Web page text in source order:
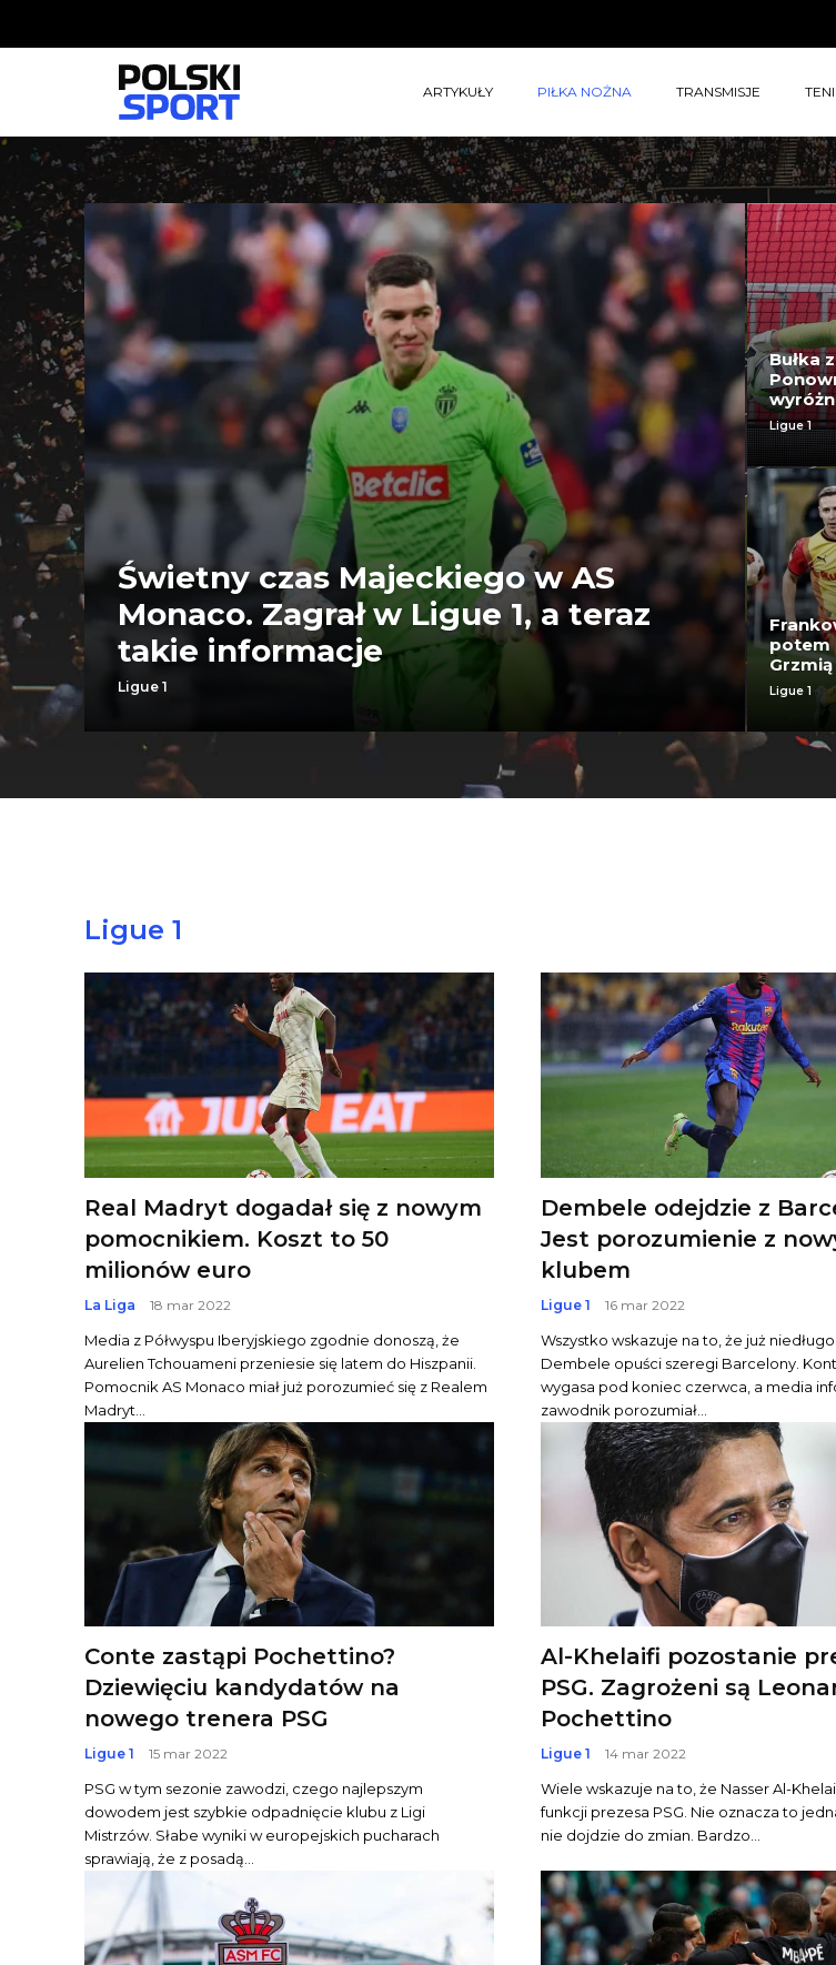
ARTYKUŁY PIŁKA NOŻNA TRANSMISJE
Świetny czas Majeckiego w AS
Monaco. Zagrał w Ligue 1, a teraz
takie informacje
Ligue 1
Bułka
Ligue 1
potem
Ligue 1
Ligue 1
Real Madryt dogadał się z nowym
pomocnikiem. Koszt to 50
milionów euro
La Liga 18 mar 2022
Media z Półwyspu Iberyjskiego zgodnie donoszą, że
Aurelien Tchouameni przeniesie się latem do Hiszpanii.
Pomocnik AS Monaco miał już porozumieć się z Realem
Madryt...
Dembele odejdzie z
Jest porozumienie z
klubem
Ligue 1 16 mar 2022
Wszystko wskazuje na to, że już
Dembele opuści szeregi Barcelony.
wygasa pod koniec czerwca, a media
zawodnik porozumiał...
Conte zastąpi Pochettino?
Dziewięciu kandydatów na
nowego trenera PSG
Ligue 1 15 mar 2022
PSG w tym sezonie zawodzi, czego najlepszym
dowodem jest szybkie odpadnięcie klubu z Ligi
Mistrzów. Słabe wyniki w europejskich pucharach
sprawiają, że z posadą...
Al-Khelaifi pozostanie
PSG. Zagrożeni są
Pochettino
Ligue 1 14 mar 2022
Wiele wskazuje na to, że Nasser Al-
funkcji prezesa PSG. Nie oznacza to
nie dojdzie do zmian. Bardzo...